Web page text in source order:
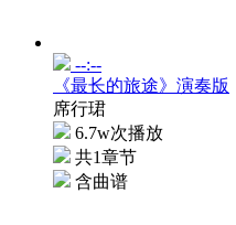
--:--
《最长的旅途》演奏版
席行珺
6.7w次播放
共1章节
含曲谱